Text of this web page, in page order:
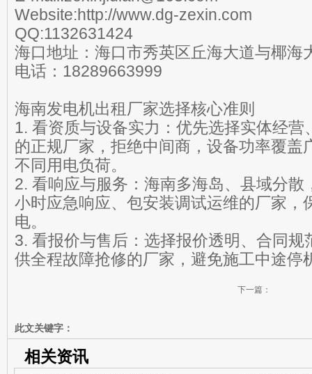
Website:http://www.dg-zexin.com
QQ:1132631424
海口地址：海口市秀英区丘海大道与椰海
电话：18289663999
海南发电机出租厂家选择核心准则
1. 看资质与设备实力：优先选择实体经营
的正规厂家，拒绝中间商，设备功率覆盖
不同用电负荷。
2. 看响应与服务：海南多海岛、县域分散
小时应急响应、包安装调试运维的厂家，
电。
3. 看报价与售后：选择报价透明、合同规
供全程故障抢修的厂家，避免施工中途停
下一篇：
此文关键字：
相关资讯